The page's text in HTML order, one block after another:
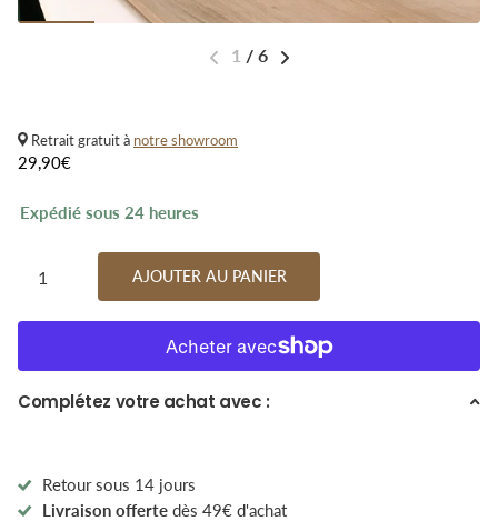
1 / 6
Retrait gratuit à notre showroom
29,90€
Expédié sous 24 heures
AJOUTER AU PANIER
Complétez votre achat avec :
Retour sous 14 jours
Livraison offertedès 49€ d'achat